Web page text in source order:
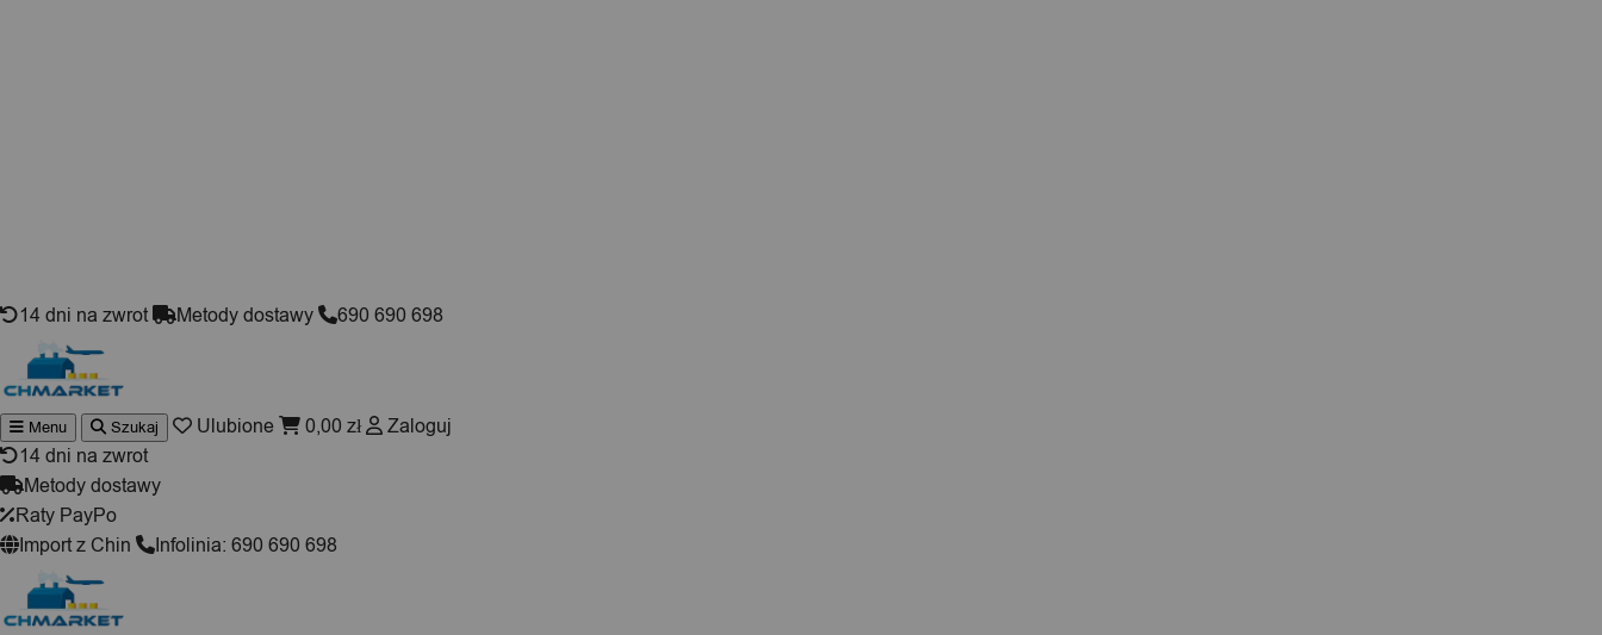
14 dni na zwrot Metody dostawy 690 690 698
Menu Szukaj Ulubione 0,00 zł
Zaloguj
14 dni na zwrot
Metody dostawy
Raty PayPo
Import z Chin
Infolinia: 690 690 698